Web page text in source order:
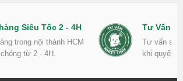
Siêu Tốc 2 - 4H
trong nội thành HCM
từ 2 - 4H.
Tư Vấn
Tư vấn
khi quyết